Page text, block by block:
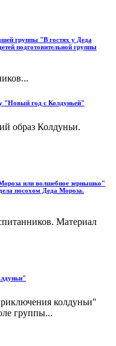
группы "В гостях у Деда
подготовительной группы
"Новый год с Колдуньей"
образ Колдуньи.
или волшебное зернышко"
посохом Деда Мороза.
Материал
колдуньи"
группы...